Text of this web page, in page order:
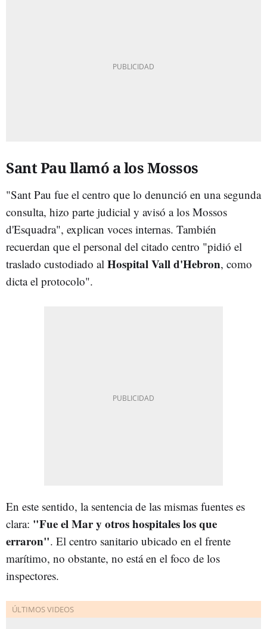
Sant Pau llamó a los Mossos
"Sant Pau fue el centro que lo denunció en una segunda
consulta, hizo parte judicial y avisó a los Mossos
d'Esquadra", explican voces internas. También
recuerdan que el personal del citado centro "pidió el
traslado custodiado al Hospital Vall d'Hebron, como
dicta el protocolo".
En este sentido, la sentencia de las mismas fuentes es
clara: "Fue el Mar y otros hospitales los que
erraron". El centro sanitario ubicado en el frente
marítimo, no obstante, no está en el foco de los
inspectores.